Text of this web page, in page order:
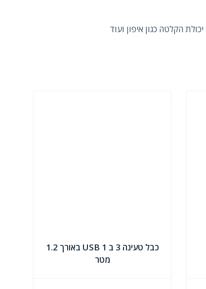
הקלטה כגון איפון ועוד
כבל טעינה 3 ב 1 USB באורך 1.2
מטר